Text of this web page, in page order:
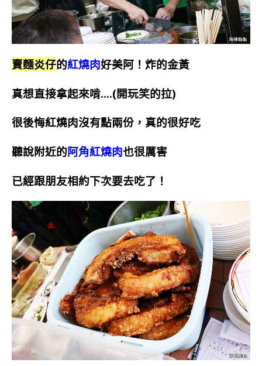
賣麵炎仔的紅燒肉好美阿！炸的金黃
真想直接拿起來啃….(開玩笑的拉)
很後悔紅燒肉沒有點兩份，真的很好吃
聽說附近的阿角紅燒肉也很厲害
已經跟朋友相約下次要去吃了！